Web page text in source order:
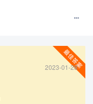
2023-01-28